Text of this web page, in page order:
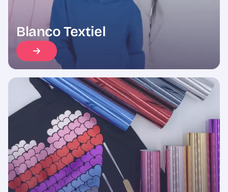
Blanco Textiel
Folies